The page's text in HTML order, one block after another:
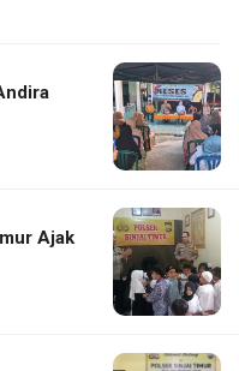
Ajak